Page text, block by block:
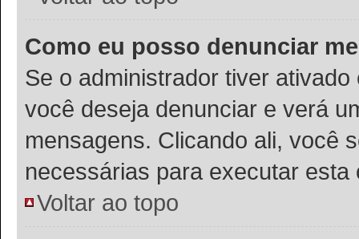
Como eu posso denunciar
Se o administrador tiver
você deseja denunciar e verá
mensagens. Clicando ali, você
necessárias para executar esta
Voltar ao topo